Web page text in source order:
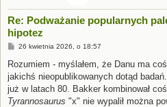
Re: Podważanie popularnych
hipotez
P
s
26 kwietnia 2026, o 18:57
Rozumiem - myślałem, że Danu ma
jakichś nieopublikowanych dotąd
już w latach 80. Bakker kombinował
Tyrannosaurus "x" nie wypalił można